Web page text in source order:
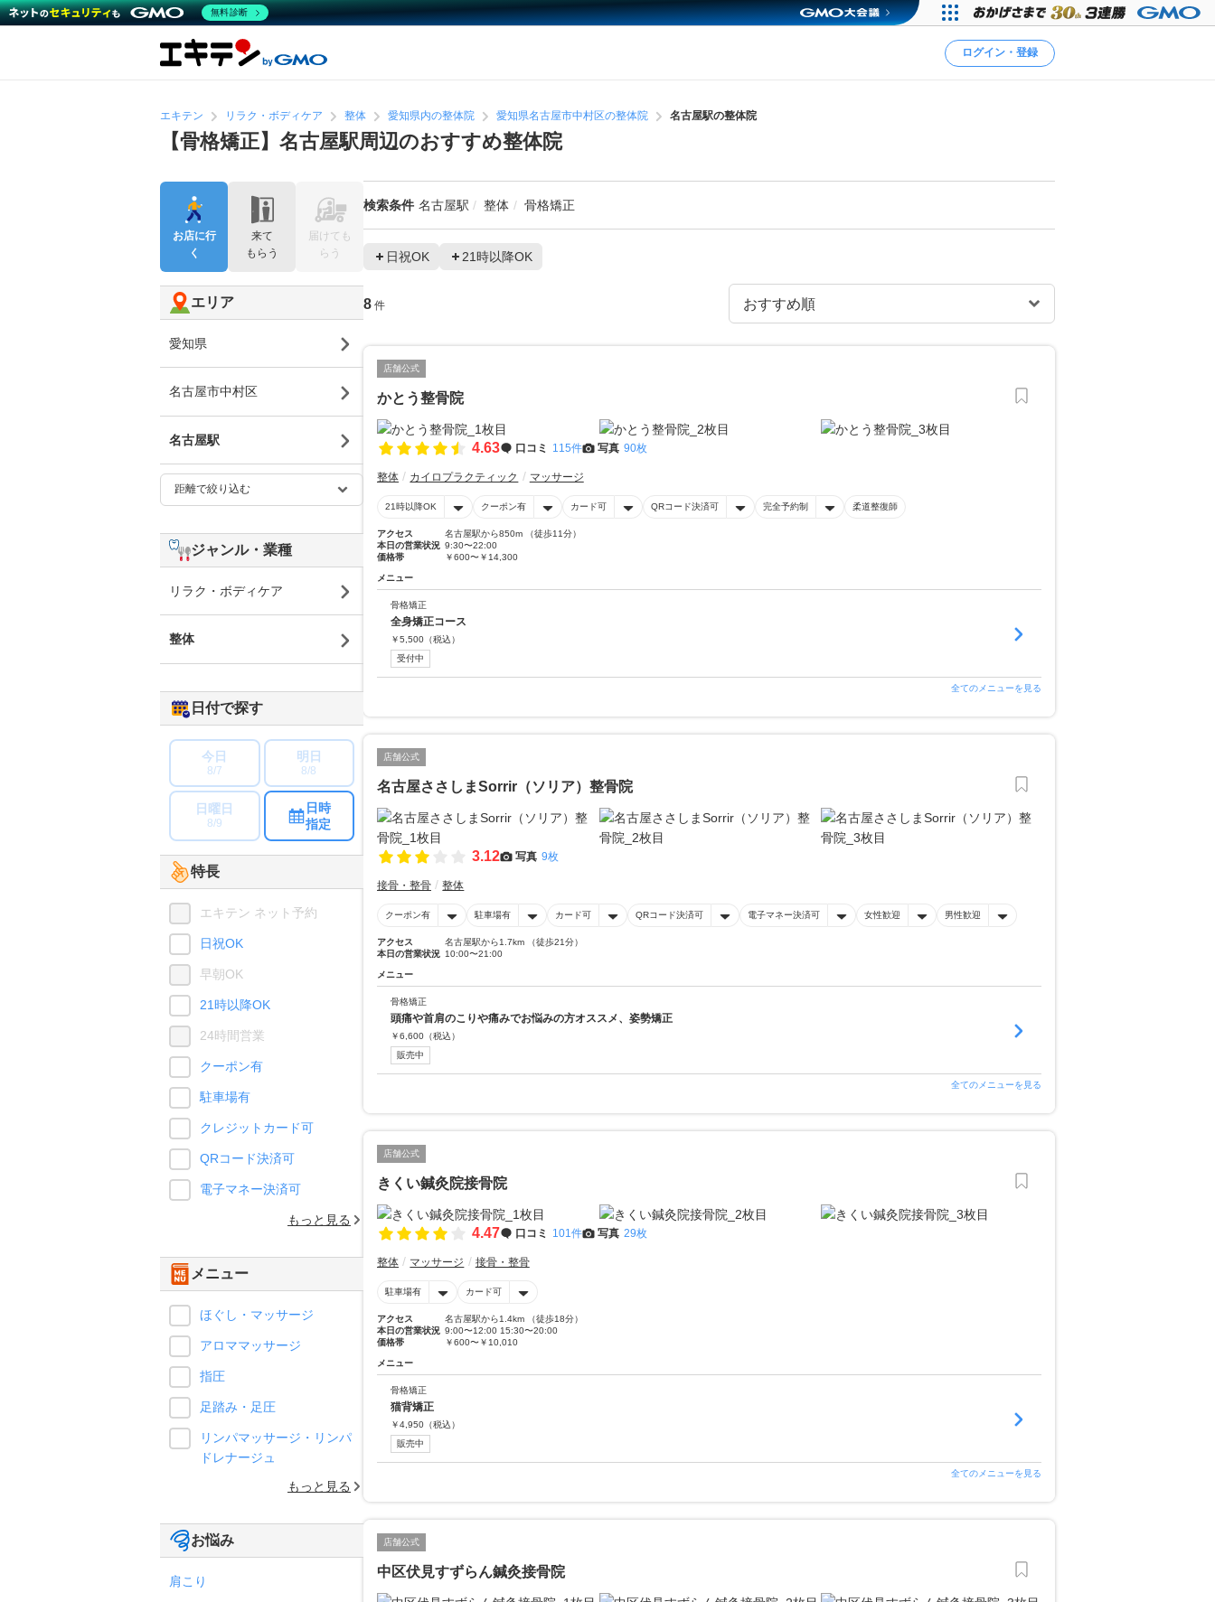
ログイン・登録
エキテン リラク・ボディケア 整体 愛知県内の整体院 愛知県名古屋市中村区の整体院 名古屋駅の整体院
【骨格矯正】名古屋駅周辺のおすすめ整体院
検索条件 名古屋駅 整体 骨格矯正
日祝OK 21時以降OK
8 件
店舗公式
かとう整骨院
4.63 口コミ 115件 写真 90枚
整体 カイロプラクティック マッサージ
21時以降OK クーポン有 カード可 QRコード決済可 完全予約制 柔道整復師
アクセス
名古屋駅から850m （徒歩11分）
本日の営業状況 9:30〜22:00
価格帯
￥600〜￥14,300
メニュー
骨格矯正
全身矯正コース
￥5,500 （税込）
受付中
全てのメニューを見る
店舗公式
名古屋ささしまSorrir（ソリア）整骨院
3.12 写真 9枚
接骨・整骨 整体
クーポン有 駐車場有 カード可 QRコード決済可 電子マネー決済可 女性歓迎 男性歓迎
アクセス
名古屋駅から1.7km （徒歩21分）
本日の営業状況 10:00〜21:00
メニュー
骨格矯正
頭痛や首肩のこりや痛みでお悩みの方オススメ、姿勢矯正
￥6,600 （税込）
販売中
全てのメニューを見る
店舗公式
きくい鍼灸院接骨院
4.47 口コミ 101件 写真 29枚
整体 マッサージ 接骨・整骨
駐車場有 カード可
アクセス
名古屋駅から1.4km （徒歩18分）
本日の営業状況 9:00〜12:00 15:30〜20:00
価格帯
￥600〜￥10,010
メニュー
骨格矯正
猫背矯正
￥4,950 （税込）
販売中
全てのメニューを見る
店舗公式
中区伏見すずらん鍼灸接骨院
お店に行
く
来て
もらう
届けても
らう
エリア
愛知県
名古屋市中村区
名古屋駅
ジャンル・業種
リラク・ボディケア
整体
日付で探す
今日
8/7
明日
8/8
日曜日
8/9
日時
指定
特長
エキテン ネット予約
日祝OK
早朝OK
21時以降OK
24時間営業
クーポン有
駐車場有
クレジットカード可
QRコード決済可
電子マネー決済可
もっと見る
メニュー
ほぐし・マッサージ
アロママッサージ
指圧
足踏み・足圧
リンパマッサージ・リンパ
ドレナージュ
もっと見る
お悩み
肩こり
無料診断